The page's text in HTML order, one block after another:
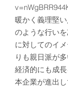
暖かく義理堅
のような行い
に対してのイ
りも親日派が多
経済的にも成
本企業が進出し